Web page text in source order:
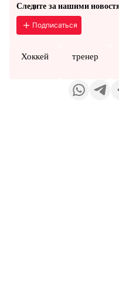
Следите за нашими
Подписаться
Хоккей тренер